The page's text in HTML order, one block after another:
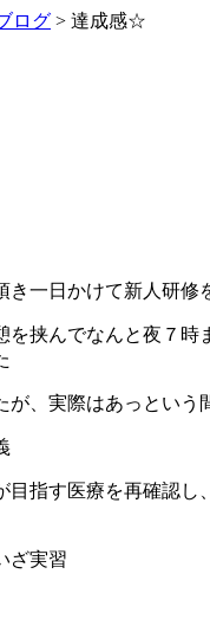
ログ > 達成感☆
き一日かけて新人研修
を挟んでなんと夜７時
が、実際はあっとい
目指す医療を再確認し
ざ実習